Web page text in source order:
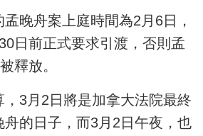
晚舟案上庭時間為2月6日，
日前正式要求引渡，否則孟
釋放。
3月2日將是加拿大法院最終
舟的日子，而3月2日午夜，也